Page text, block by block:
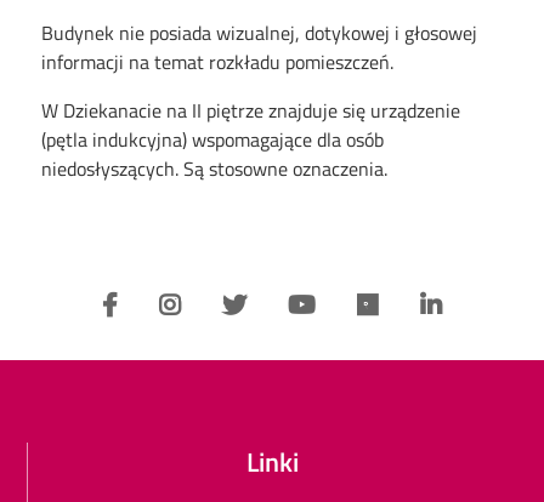
Budynek nie posiada wizualnej, dotykowej i głosowej
informacji na temat rozkładu pomieszczeń.
W Dziekanacie na II piętrze znajduje się urządzenie
(pętla indukcyjna) wspomagające dla osób
niedosłyszących. Są stosowne oznaczenia.
Linki